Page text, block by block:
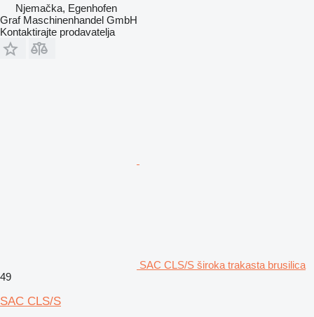
Njemačka, Egenhofen
Graf Maschinenhandel GmbH
Kontaktirajte prodavatelja
SAC CLS/S široka trakasta brusilica
49
SAC CLS/S